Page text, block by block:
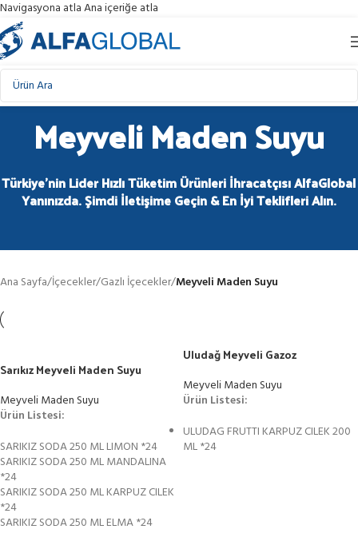
Navigasyona atlaAna içeriğe atla
Meyveli Maden Suyu
Türkiye'nin Lider Hızlı Tüketim Ürünleri İhracatçısı AlfaGlobal
Yanınızda. Şimdi İletişime Geçin & En İyi Teklifleri Alın.
Ana Sayfa/İçecekler/Gazlı İçecekler/Meyveli Maden Suyu
Sarıkız Meyveli Maden Suyu
Meyveli Maden Suyu
Ürün Listesi:
SARIKIZ SODA 250 ML LIMON *24
SARIKIZ SODA 250 ML MANDALINA
*24
SARIKIZ SODA 250 ML KARPUZ CILEK
*24
SARIKIZ SODA 250 ML ELMA *24
Uludağ Meyveli Gazoz
Meyveli Maden Suyu
Ürün Listesi:
ULUDAG FRUTTI KARPUZ CILEK 200
ML *24